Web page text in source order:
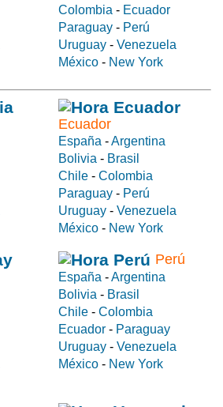
Colombia - Ecuador
Paraguay - Perú
Uruguay - Venezuela
México - New York
Ecuador
España -Argentina
Bolivia - Brasil
Chile - Colombia
Paraguay - Perú
Uruguay - Venezuela
México - New York
Perú
España -Argentina
Bolivia - Brasil
Chile - Colombia
Ecuador - Paraguay
Uruguay - Venezuela
México - New York